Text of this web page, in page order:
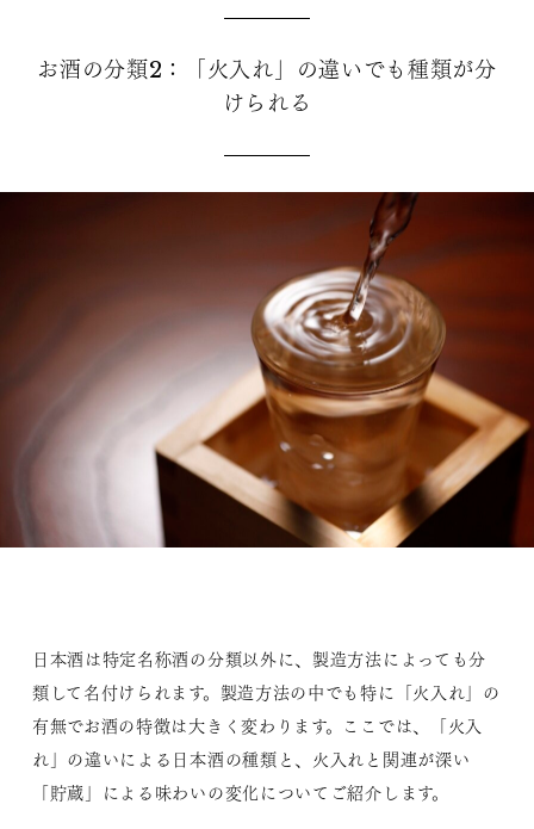
お酒の分類2：「火入れ」の違いでも種類が分
けられる
日本酒は特定名称酒の分類以外に、製造方法によっても分
類して名付けられます。製造方法の中でも特に「火入れ」の
有無でお酒の特徴は大きく変わります。ここでは、「火入
れ」の違いによる日本酒の種類と、火入れと関連が深い
「貯蔵」による味わいの変化についてご紹介します。